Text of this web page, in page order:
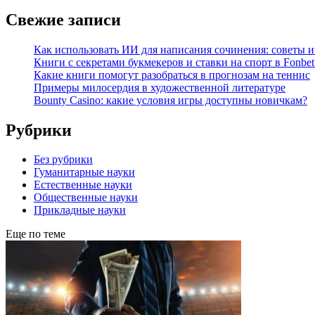
Свежие записи
Как использовать ИИ для написания сочинения: советы
Книги с секретами букмекеров и ставки на спорт в
Какие книги помогут разобраться в прогнозам на теннис
Примеры милосердия в художественной литературе
Bounty Casino: какие условия игры доступны новичкам?
Рубрики
Без рубрики
Гуманитарные науки
Естественные науки
Общественные науки
Прикладные науки
Еще по теме